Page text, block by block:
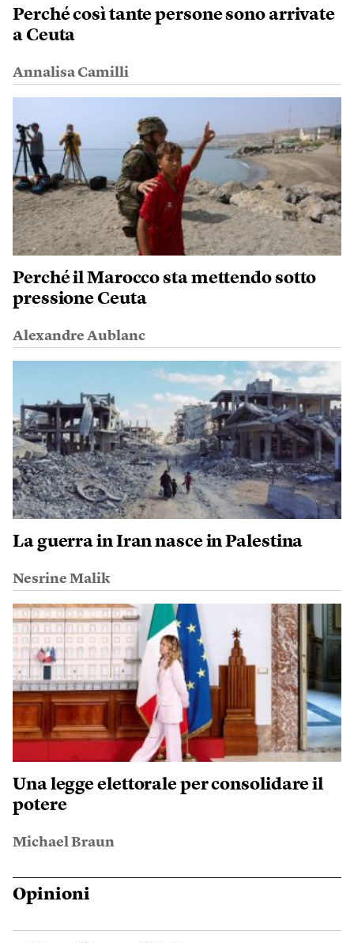
Perché così tante persone sono arrivate
a Ceuta
Annalisa Camilli
Perché il Marocco sta mettendo sotto
pressione Ceuta
Alexandre Aublanc
La guerra in Iran nasce in Palestina
Nesrine Malik
Una legge elettorale per consolidare il
potere
Michael Braun
Opinioni